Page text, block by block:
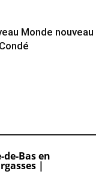
Monde nouveau
Bas en
|